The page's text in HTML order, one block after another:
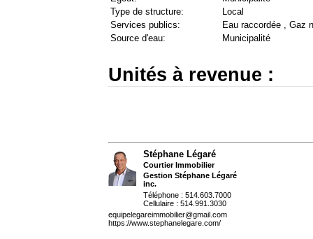
Type de structure:
Local
Services publics:
Eau raccordée , Gaz
Source d'eau:
Municipalité
Unités à revenue :
Stéphane Légaré
Courtier Immobilier
Gestion Stéphane Légaré
inc.
Téléphone : 514.603.7000
Cellulaire : 514.991.3030
equipelegareimmobilier@gmail.com
https://www.stephanelegare.com/